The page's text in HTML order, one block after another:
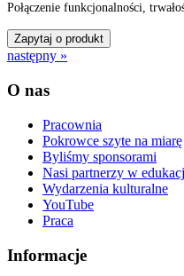
Połączenie funkcjonalności,
Zapytaj o produkt
następny »
O nas
Pracownia
Pokrowce szyte na miarę
Byliśmy sponsorami
Nasi partnerzy w
Wydarzenia kulturalne
YouTube
Praca
Informacje